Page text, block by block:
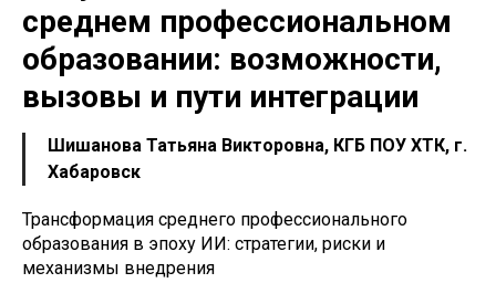
среднем профессиональном
образовании: возможности,
вызовы и пути интеграции
Шишанова Татьяна Викторовна, КГБ ПОУ ХТК, г.
Хабаровск
Трансформация среднего профессионального
образования в эпоху ИИ: стратегии, риски и
механизмы внедрения